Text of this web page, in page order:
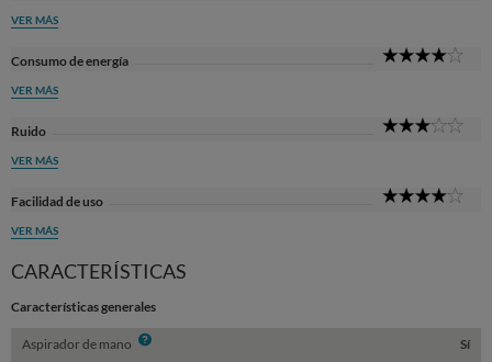
VER MÁS
Consumo de energía
VER MÁS
Ruido
VER MÁS
Facilidad de uso
VER MÁS
CARACTERÍSTICAS
Características generales
Aspirador de mano Info Sí